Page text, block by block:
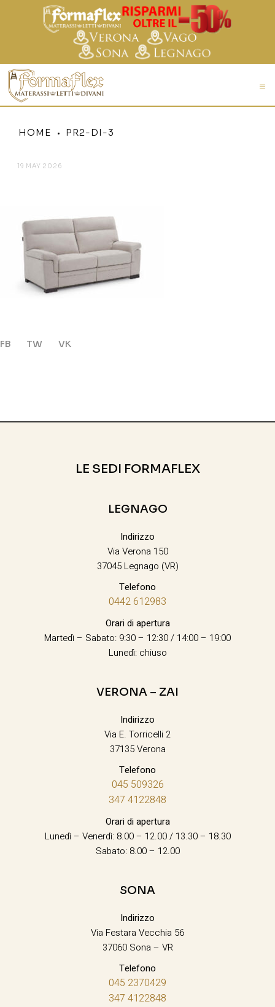
HOME PR2-DI-3
19 MAY 2026
FB TW VK
LE SEDI FORMAFLEX
LEGNAGO
Indirizzo
Via Verona 150
37045 Legnago (VR)
Telefono
0442 612983
Orari di apertura
Martedì – Sabato: 9:30 – 12:30 / 14:00 – 19:00
Lunedì: chiuso
VERONA – ZAI
Indirizzo
Via E. Torricelli 2
37135 Verona
Telefono
045 509326
347 4122848
Orari di apertura
Lunedì – Venerdì: 8.00 – 12.00 / 13.30 – 18.30
Sabato: 8.00 – 12.00
SONA
Indirizzo
Via Festara Vecchia 56
37060 Sona – VR
Telefono
045 2370429
347 4122848